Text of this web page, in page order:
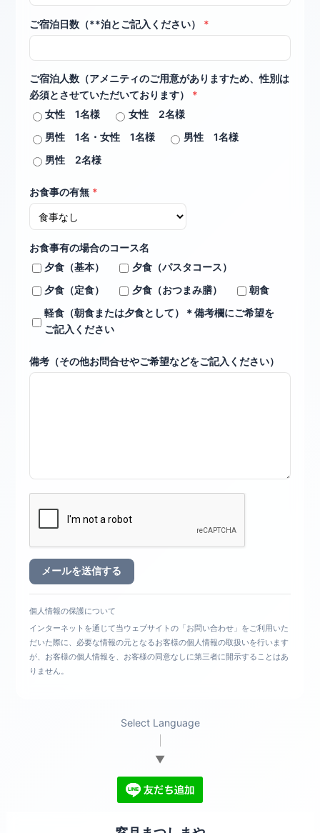
ご宿泊日数（**泊とご記入ください） *
ご宿泊人数（アメニティのご用意がありますため、性別は
必須とさせていただいております）
*
女性 1名様
女性 2名様
男性 1名・女性 1名様
男性 1名様
男性 2名様
お食事の有無 *
お食事有の場合のコース名
夕食（基本）
夕食（パスタコース）
夕食（定食）
夕食（おつまみ膳）
朝食
軽食（朝食または夕食として）＊備考欄にご希望を
ご記入ください
備考（その他お問合せやご希望などをご記入ください）
個人情報の保護について
インターネットを通じて当ウェブサイトの「お問い合わせ」をご利用いた
だいた際に、必要な情報の元となるお客様の個人情報の取扱いを行います
が、お客様の個人情報を、お客様の同意なしに第三者に開示することはあ
りません。
Select Language
▼